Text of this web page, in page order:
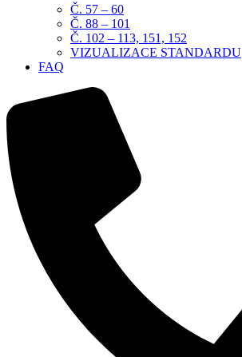
Č. 57 – 60
Č. 88 – 101
Č. 102 – 113, 151, 152
VIZUALIZACE STANDARDU
FAQ